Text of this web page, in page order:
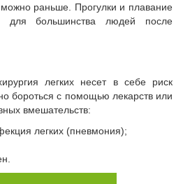
можно раньше. Прогулки и плавание
для большинства людей после
легких несет в себе риск
бороться с помощью лекарств или
вмешательств:
легких (пневмония);